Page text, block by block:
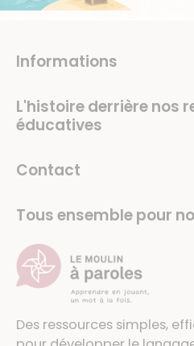
Informations
L'histoire derrière nos
éducatives
Contact
Tous ensemble pour
Des ressources simples,